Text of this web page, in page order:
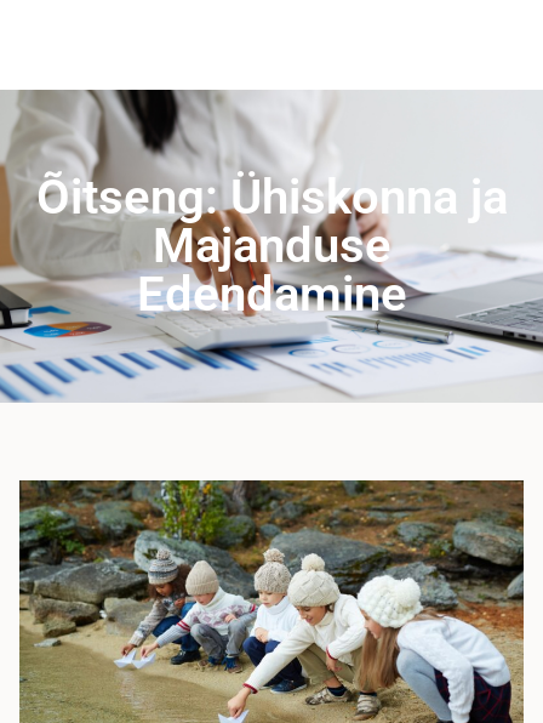
Õitseng: Ühiskonna ja
Majanduse
Edendamine